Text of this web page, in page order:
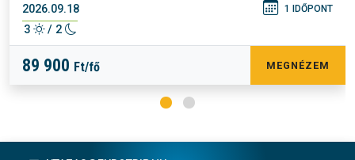
2026.09.18 1 IDŐPONT
3 / 2
89 900 Ft/fő MEGNÉZEM